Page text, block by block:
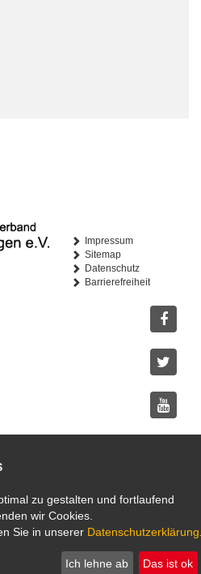
Impressum
Sitemap
Datenschutz
Barrierefreiheit
zu gestalten und fortlaufend
wir Cookies.
Sie in unserer Datenschutzerklärung
Ich lehne ab Das ist ok